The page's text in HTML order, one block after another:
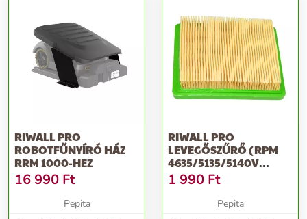
RIWALL PRO
ROBOTFŰNYÍRÓ HÁZ
RRM 1000-HEZ
16 990 Ft
Pepita
RIWALL PRO
LEVEGŐSZŰRŐ (RPM
4635/5135/5140V
MOTOR T475/575)
1 990 Ft
Pepita